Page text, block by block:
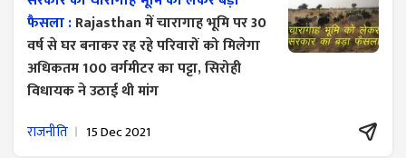
फैसला :Rajasthan में चारागाह भूमि पर 30
वर्ष से घर बनाकर रह रहे परिवारों को मिलेगा
अधिकतम 100 वर्गमीटर का पट्टा, सिरोही
विधायक ने उठाई थी मांग
राजनीति 15 Dec 2021